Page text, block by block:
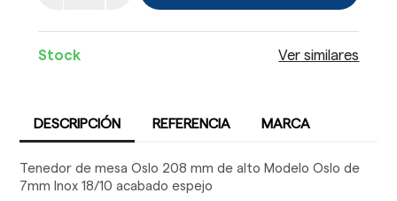
Stock Ver similares
DESCRIPCIÓN REFERENCIA MARCA
Tenedor de mesa Oslo 208 mm de alto Modelo Oslo de
7mm Inox 18/10 acabado espejo